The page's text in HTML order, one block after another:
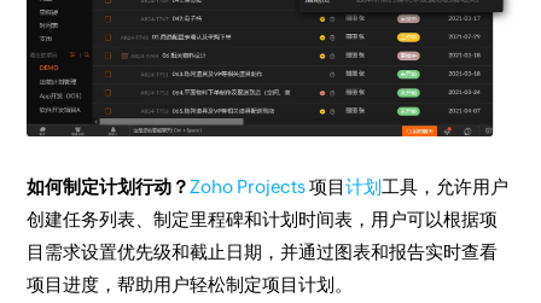
如何制定计划行动？ Zoho Projects项目计划工具，允许用户
创建任务列表、制定里程碑和计划时间表，用户可以根据项
目需求设置优先级和截止日期，并通过图表和报告实时查看
项目进度，帮助用户轻松制定项目计划。